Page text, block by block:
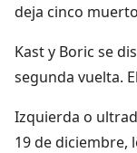
deja cinco
Kast y Boric se
segunda vuelta.
Izquierda o
19 de diciembre,